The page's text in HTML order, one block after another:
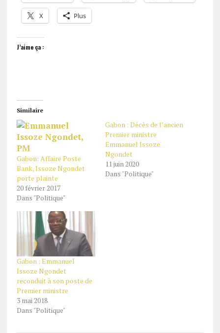
X Plus
J’aime ça :
Similaire
Gabon: Affaire Poste
Bank, Issoze Ngondet
porte plainte
20 février 2017
Dans "Politique"
Gabon : Décès de l’ancien
Premier ministre
Emmanuel Issoze
Ngondet
11 juin 2020
Dans "Politique"
Gabon : Emmanuel
Issoze Ngondet
reconduit à son poste de
Premier ministre
3 mai 2018
Dans "Politique"